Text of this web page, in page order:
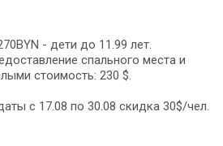
- дети до 11.99 лет.
спального места и
стоимость: 230 $.
с 17.08 по 30.08 скидка 30$/чел.